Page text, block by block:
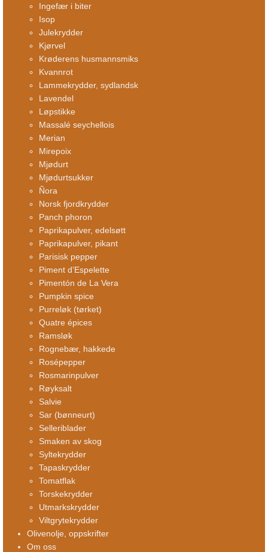
Ingefær i biter
Isop
Julekrydder
Kjørvel
Krøderens husmannsmiks
Kvannrot
Lammekrydder, sydlandsk
Lavendel
Løpstikke
Massalé seychellois
Merian
Mirepoix
Mjødurt
Mjødurtsukker
Ñora
Norsk fjordkrydder
Panch phoron
Paprikapulver, edelsøtt
Paprikapulver, pikant
Parisisk pepper
Piment d’Espelette
Pimentón de La Vera
Pumpkin spice
Purreløk (tørket)
Quatre épices
Ramsløk
Rognebær, hakkede
Rosépepper
Rosmarinpulver
Røyksalt
Salvie
Sar (bønneurt)
Selleriblader
Smaken av skog
Syltekrydder
Tapaskrydder
Tomatflak
Torskekrydder
Utmarkskrydder
Viltgrytekrydder
Olivenolje, oppskrifter
Om oss